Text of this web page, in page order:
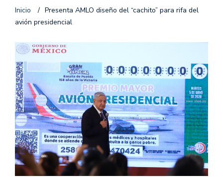
Inicio / Presenta AMLO diseño del “cachito” para rifa del
avión presidencial